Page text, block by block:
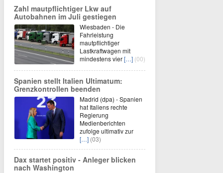
Zahl mautpflichtiger Lkw auf
Autobahnen im Juli gestiegen
Wiesbaden - Die
Fahrleistung
mautpflichtiger
Lastkraftwagen mit
mindestens vier[…] (00)
Spanien stellt Italien Ultimatum:
Grenzkontrollen beenden
Madrid (dpa) - Spanien
hat Italiens rechte
Regierung
Medienberichten
zufolge ultimativ zur
[…] (03)
Dax startet positiv - Anleger blicken
nach Washington